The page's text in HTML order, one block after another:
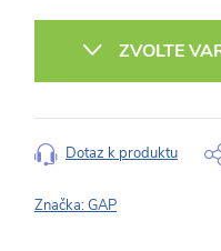
ZVOLTE
Dotaz k produktu
Značka:GAP